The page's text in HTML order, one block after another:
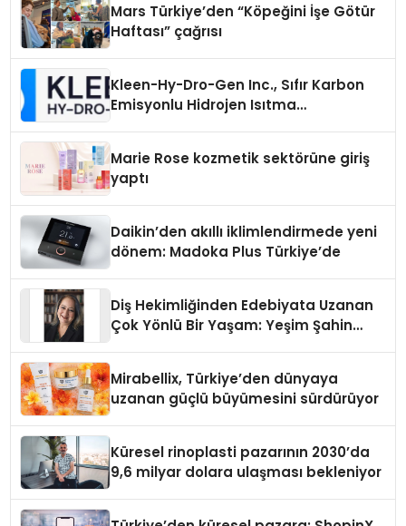
Mars Türkiye’den “Köpeğini İşe Götür
Haftası” çağrısı
Kleen-Hy-Dro-Gen Inc., Sıfır Karbon
Emisyonlu Hidrojen Isıtma
Marie Rose kozmetik sektörüne giriş
yaptı
Daikin’den akıllı iklimlendirmede yeni
dönem: Madoka Plus Türkiye’de
Diş Hekimliğinden Edebiyata Uzanan
Çok Yönlü Bir Yaşam: Yeşim Şahin
Mirabellix, Türkiye’den dünyaya
uzanan güçlü büyümesini sürdürüyor
Küresel rinoplasti pazarının 2030’da
9,6 milyar dolara ulaşması bekleniyor